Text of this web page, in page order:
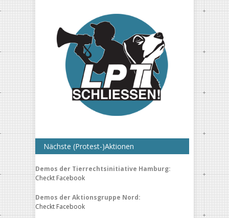
Nächste (Protest-)Aktionen
Demos der Tierrechtsinitiative Hamburg:
Checkt Facebook
Demos der Aktionsgruppe Nord:
Checkt Facebook